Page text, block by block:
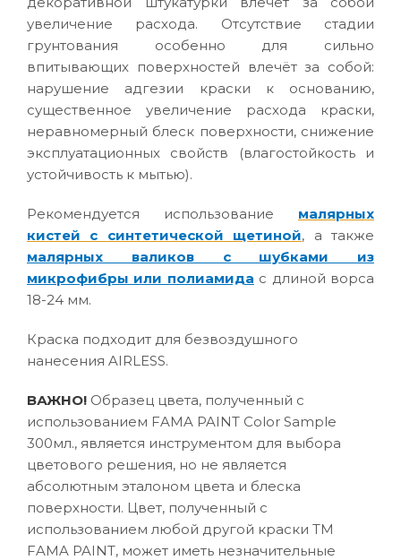
увеличение расхода. Отсутствие стадии
грунтования особенно для сильно
впитывающих поверхностей влечёт за собой:
нарушение адгезии краски к основанию,
существенное увеличение расхода краски,
неравномерный блеск поверхности, снижение
эксплуатационных свойств (влагостойкость и
устойчивость к мытью).
Рекомендуется использование малярных
кистей с синтетической щетиной, а также
малярных валиков с шубками из
микрофибры или полиамида с длиной ворса
18-24 мм.
Краска подходит для безвоздушного
нанесения AIRLESS.
ВАЖНО! Образец цвета, полученный с
использованием FAMA PAINT Color Sample
300мл., является инструментом для выбора
цветового решения, но не является
абсолютным эталоном цвета и блеска
поверхности. Цвет, полученный с
использованием любой другой краски ТМ
FAMA PAINT, может иметь незначительные